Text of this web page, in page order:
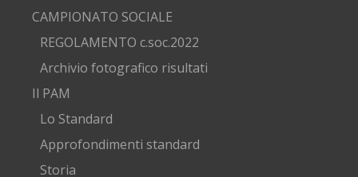
CAMPIONATO SOCIALE
REGOLAMENTO c.soc.2022
Archivio fotografico risultati
Il PAM
Lo Standard
Approfondimenti standard
Storia